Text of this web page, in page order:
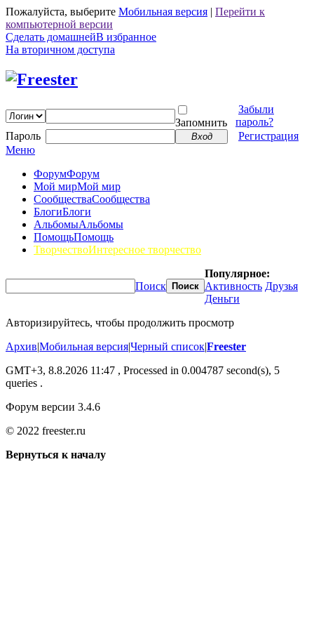
Пожалуйста, выберите Мобильная версия | Перейти к
компьютерной версии
Сделать домашнейВ избранное
На вторичном доступа
Запомнить
Забыли
пароль?
Пароль
Вход
Регистрация
Меню
ФорумФорум
Мой мирМой мир
СообществаСообщества
БлогиБлоги
АльбомыАльбомы
ПомощьПомощь
ТворчествоИнтересное творчество
Поиск Поиск
Популярное:
Активность Друзья
Деньги
Авторизируйтесь, чтобы продолжить просмотр
Архив|Мобильная версия|Черный список|Freester
GMT+3, 8.8.2026 11:47 , Processed in 0.004787 second(s), 5
queries .
Форум версии 3.4.6
© 2022 freester.ru
Вернуться к началу